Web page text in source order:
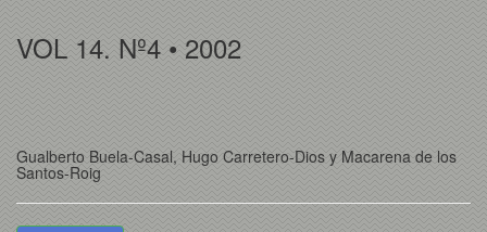
VOL 14. Nº4 • 2002
Gualberto Buela-Casal, Hugo Carretero-Dios y Macarena de los
Santos-Roig